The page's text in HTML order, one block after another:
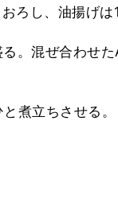
ろし、油揚げは
。混ぜ合わせ
煮立ちさせる。